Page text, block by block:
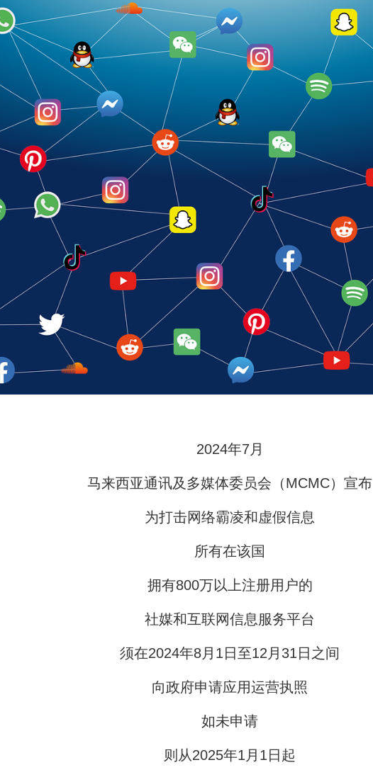
2024年7月
马来西亚通讯及多媒体委员会（MCMC）宣布
为打击网络霸凌和虚假信息
所有在该国
拥有800万以上注册用户的
社媒和互联网信息服务平台
须在2024年8月1日至12月31日之间
向政府申请应用运营执照
如未申请
则从2025年1月1日起